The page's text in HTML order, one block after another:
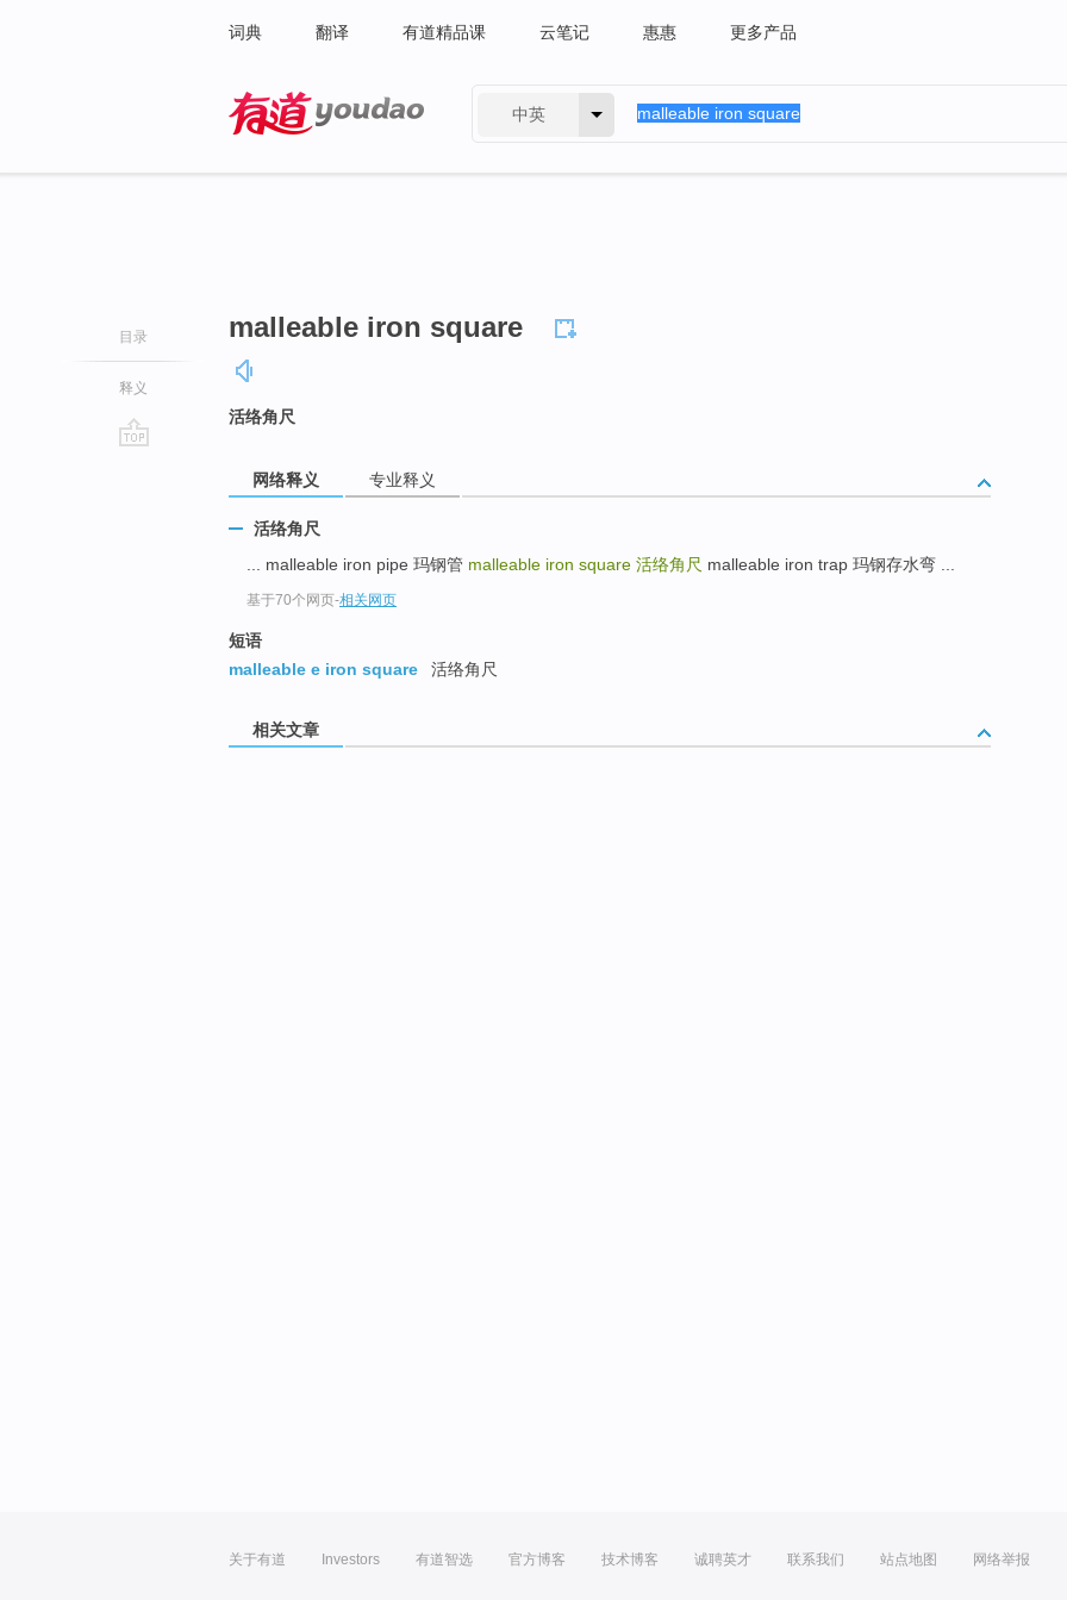
词典 翻译 有道精品课 云笔记 惠惠 更多产品
中英
目录
释义
malleable iron square
活络角尺
网络释义 专业释义
活络角尺
... malleable iron pipe 玛钢管 malleable iron square 活络角尺 malleable iron trap 玛钢存水弯 ...
基于70个网页-相关网页
短语
malleable e iron square
活络角尺
相关文章
关于有道 Investors 有道智选 官方博客 技术博客 诚聘英才 联系我们 站点地图 网络举报